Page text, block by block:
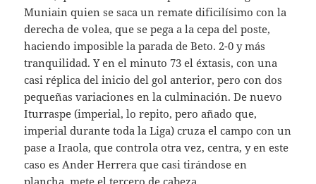
Muniain quien se saca un remate dificilísimo con la
derecha de volea, que se pega a la cepa del poste,
haciendo imposible la parada de Beto. 2-0 y más
tranquilidad. Y en el minuto 73 el éxtasis, con una
casi réplica del inicio del gol anterior, pero con dos
pequeñas variaciones en la culminación. De nuevo
Iturraspe (imperial, lo repito, pero añado que,
imperial durante toda la Liga) cruza el campo con un
pase a Iraola, que controla otra vez, centra, y en este
caso es Ander Herrera que casi tirándose en